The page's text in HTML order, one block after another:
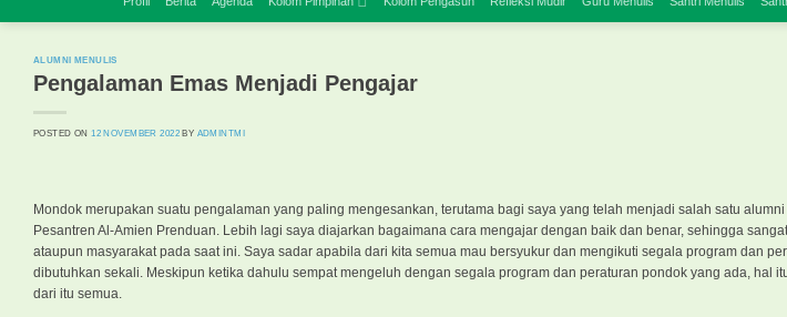
ALUMNI MENULIS
Pengalaman Emas Menjadi Pengajar
POSTED ON12 NOVEMBER 2022 BY ADMINTMI
Mondok merupakan suatu pengalaman yang paling mengesankan, terutama bagi saya yang telah menjadi salah satu alumni
Pesantren Al-Amien Prenduan. Lebih lagi saya diajarkan bagaimana cara mengajar dengan baik dan benar, sehingga
ataupun masyarakat pada saat ini. Saya sadar apabila dari kita semua mau bersyukur dan mengikuti segala program dan
dibutuhkan sekali. Meskipun ketika dahulu sempat mengeluh dengan segala program dan peraturan pondok yang ada, hal
dari itu semua.